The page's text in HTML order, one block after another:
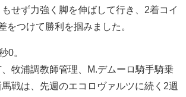
せず力強く脚を伸ばして行き、2着コイ
をつけて勝利を掴みました。
0。
牧浦調教師管理、M.デムーロ騎手騎乗
戦は、先週のエコロヴァルツに続く2週